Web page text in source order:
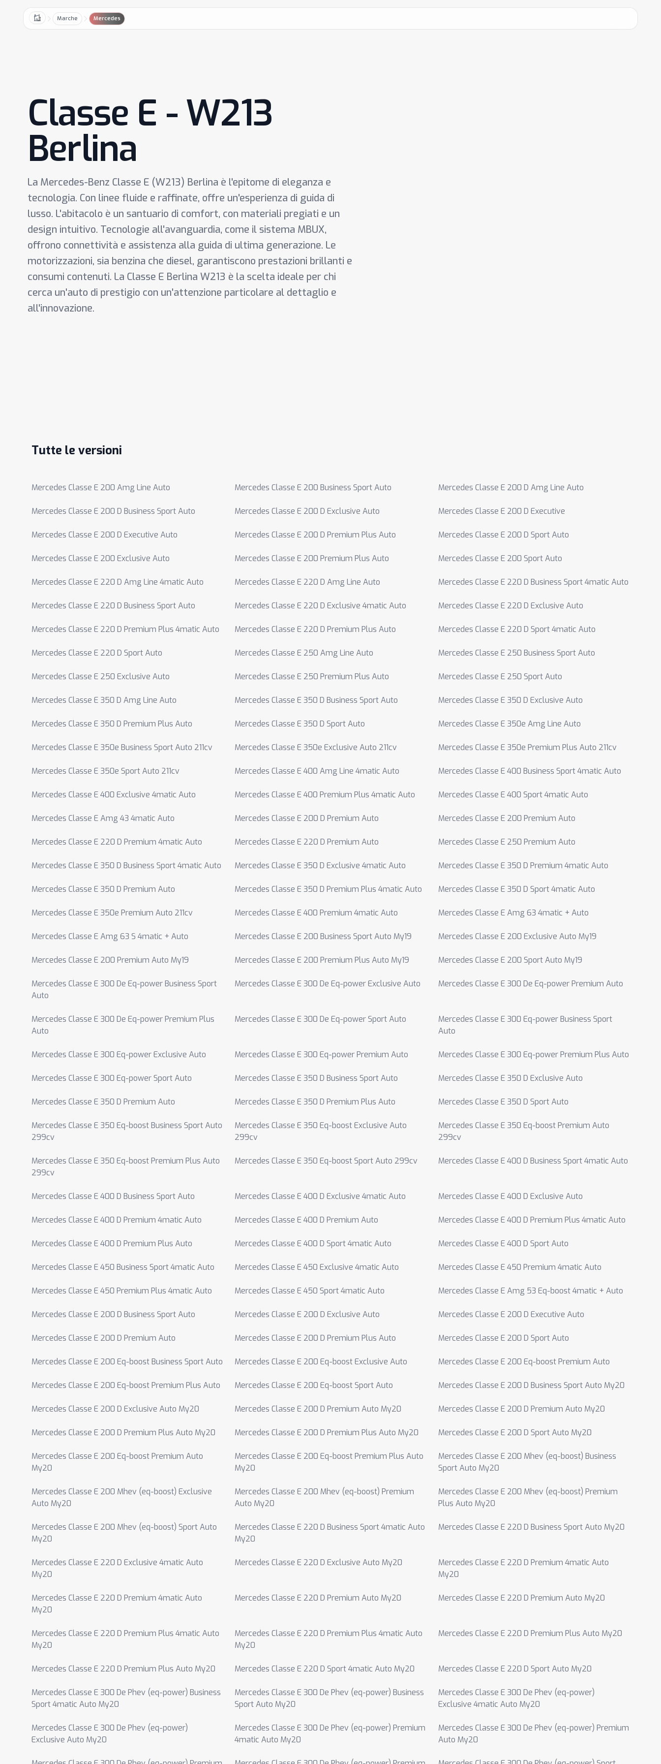
Home Marche Mercedes
Classe E - W213
Berlina
La Mercedes-Benz Classe E (W213) Berlina è l'epitome di eleganza e
tecnologia. Con linee fluide e raffinate, offre un'esperienza di guida di
lusso. L'abitacolo è un santuario di comfort, con materiali pregiati e un
design intuitivo. Tecnologie all'avanguardia, come il sistema MBUX,
offrono connettività e assistenza alla guida di ultima generazione. Le
motorizzazioni, sia benzina che diesel, garantiscono prestazioni brillanti e
consumi contenuti. La Classe E Berlina W213 è la scelta ideale per chi
cerca un'auto di prestigio con un'attenzione particolare al dettaglio e
all'innovazione.
Tutte le versioni
Mercedes Classe E 200 Amg Line Auto Mercedes Classe E 200 Business Sport Auto Mercedes Classe E 200 D Amg Line Auto
Mercedes Classe E 200 D Business Sport Auto Mercedes Classe E 200 D Exclusive Auto Mercedes Classe E 200 D Executive
Mercedes Classe E 200 D Executive Auto Mercedes Classe E 200 D Premium Plus Auto Mercedes Classe E 200 D Sport Auto
Mercedes Classe E 200 Exclusive Auto Mercedes Classe E 200 Premium Plus Auto Mercedes Classe E 200 Sport Auto
Mercedes Classe E 220 D Amg Line 4matic Auto Mercedes Classe E 220 D Amg Line Auto Mercedes Classe E 220 D Business Sport 4matic Auto
Mercedes Classe E 220 D Business Sport Auto Mercedes Classe E 220 D Exclusive 4matic Auto Mercedes Classe E 220 D Exclusive Auto
Mercedes Classe E 220 D Premium Plus 4matic Auto Mercedes Classe E 220 D Premium Plus Auto Mercedes Classe E 220 D Sport 4matic Auto
Mercedes Classe E 220 D Sport Auto Mercedes Classe E 250 Amg Line Auto Mercedes Classe E 250 Business Sport Auto
Mercedes Classe E 250 Exclusive Auto Mercedes Classe E 250 Premium Plus Auto Mercedes Classe E 250 Sport Auto
Mercedes Classe E 350 D Amg Line Auto Mercedes Classe E 350 D Business Sport Auto Mercedes Classe E 350 D Exclusive Auto
Mercedes Classe E 350 D Premium Plus Auto Mercedes Classe E 350 D Sport Auto Mercedes Classe E 350e Amg Line Auto
Mercedes Classe E 350e Business Sport Auto 211cv Mercedes Classe E 350e Exclusive Auto 211cv Mercedes Classe E 350e Premium Plus Auto 211cv
Mercedes Classe E 350e Sport Auto 211cv Mercedes Classe E 400 Amg Line 4matic Auto Mercedes Classe E 400 Business Sport 4matic Auto
Mercedes Classe E 400 Exclusive 4matic Auto Mercedes Classe E 400 Premium Plus 4matic Auto Mercedes Classe E 400 Sport 4matic Auto
Mercedes Classe E Amg 43 4matic Auto Mercedes Classe E 200 D Premium Auto Mercedes Classe E 200 Premium Auto
Mercedes Classe E 220 D Premium 4matic Auto Mercedes Classe E 220 D Premium Auto Mercedes Classe E 250 Premium Auto
Mercedes Classe E 350 D Business Sport 4matic Auto Mercedes Classe E 350 D Exclusive 4matic Auto Mercedes Classe E 350 D Premium 4matic Auto
Mercedes Classe E 350 D Premium Auto Mercedes Classe E 350 D Premium Plus 4matic Auto Mercedes Classe E 350 D Sport 4matic Auto
Mercedes Classe E 350e Premium Auto 211cv Mercedes Classe E 400 Premium 4matic Auto Mercedes Classe E Amg 63 4matic + Auto
Mercedes Classe E Amg 63 S 4matic + Auto Mercedes Classe E 200 Business Sport Auto My19 Mercedes Classe E 200 Exclusive Auto My19
Mercedes Classe E 200 Premium Auto My19 Mercedes Classe E 200 Premium Plus Auto My19 Mercedes Classe E 200 Sport Auto My19
Mercedes Classe E 300 De Eq-power Business Sport
Auto
Mercedes Classe E 300 De Eq-power Exclusive Auto Mercedes Classe E 300 De Eq-power Premium Auto
Mercedes Classe E 300 De Eq-power Premium Plus
Auto
Mercedes Classe E 300 De Eq-power Sport Auto
Mercedes Classe E 300 Eq-power Business Sport
Auto
Mercedes Classe E 300 Eq-power Exclusive Auto Mercedes Classe E 300 Eq-power Premium Auto Mercedes Classe E 300 Eq-power Premium Plus Auto
Mercedes Classe E 300 Eq-power Sport Auto Mercedes Classe E 350 D Business Sport Auto Mercedes Classe E 350 D Exclusive Auto
Mercedes Classe E 350 D Premium Auto Mercedes Classe E 350 D Premium Plus Auto Mercedes Classe E 350 D Sport Auto
Mercedes Classe E 350 Eq-boost Business Sport Auto
299cv
Mercedes Classe E 350 Eq-boost Exclusive Auto
299cv
Mercedes Classe E 350 Eq-boost Premium Auto
299cv
Mercedes Classe E 350 Eq-boost Premium Plus Auto
299cv
Mercedes Classe E 350 Eq-boost Sport Auto 299cv Mercedes Classe E 400 D Business Sport 4matic Auto
Mercedes Classe E 400 D Business Sport Auto Mercedes Classe E 400 D Exclusive 4matic Auto Mercedes Classe E 400 D Exclusive Auto
Mercedes Classe E 400 D Premium 4matic Auto Mercedes Classe E 400 D Premium Auto Mercedes Classe E 400 D Premium Plus 4matic Auto
Mercedes Classe E 400 D Premium Plus Auto Mercedes Classe E 400 D Sport 4matic Auto Mercedes Classe E 400 D Sport Auto
Mercedes Classe E 450 Business Sport 4matic Auto Mercedes Classe E 450 Exclusive 4matic Auto Mercedes Classe E 450 Premium 4matic Auto
Mercedes Classe E 450 Premium Plus 4matic Auto Mercedes Classe E 450 Sport 4matic Auto Mercedes Classe E Amg 53 Eq-boost 4matic + Auto
Mercedes Classe E 200 D Business Sport Auto Mercedes Classe E 200 D Exclusive Auto Mercedes Classe E 200 D Executive Auto
Mercedes Classe E 200 D Premium Auto Mercedes Classe E 200 D Premium Plus Auto Mercedes Classe E 200 D Sport Auto
Mercedes Classe E 200 Eq-boost Business Sport Auto Mercedes Classe E 200 Eq-boost Exclusive Auto Mercedes Classe E 200 Eq-boost Premium Auto
Mercedes Classe E 200 Eq-boost Premium Plus Auto Mercedes Classe E 200 Eq-boost Sport Auto Mercedes Classe E 200 D Business Sport Auto My20
Mercedes Classe E 200 D Exclusive Auto My20 Mercedes Classe E 200 D Premium Auto My20 Mercedes Classe E 200 D Premium Auto My20
Mercedes Classe E 200 D Premium Plus Auto My20 Mercedes Classe E 200 D Premium Plus Auto My20 Mercedes Classe E 200 D Sport Auto My20
Mercedes Classe E 200 Eq-boost Premium Auto
My20
Mercedes Classe E 200 Eq-boost Premium Plus Auto
My20
Mercedes Classe E 200 Mhev (eq-boost) Business
Sport Auto My20
Mercedes Classe E 200 Mhev (eq-boost) Exclusive
Auto My20
Mercedes Classe E 200 Mhev (eq-boost) Premium
Auto My20
Mercedes Classe E 200 Mhev (eq-boost) Premium
Plus Auto My20
Mercedes Classe E 200 Mhev (eq-boost) Sport Auto
My20
Mercedes Classe E 220 D Business Sport 4matic Auto
My20
Mercedes Classe E 220 D Business Sport Auto My20
Mercedes Classe E 220 D Exclusive 4matic Auto
My20
Mercedes Classe E 220 D Exclusive Auto My20
Mercedes Classe E 220 D Premium 4matic Auto
My20
Mercedes Classe E 220 D Premium 4matic Auto
My20
Mercedes Classe E 220 D Premium Auto My20 Mercedes Classe E 220 D Premium Auto My20
Mercedes Classe E 220 D Premium Plus 4matic Auto
My20
Mercedes Classe E 220 D Premium Plus 4matic Auto
My20
Mercedes Classe E 220 D Premium Plus Auto My20
Mercedes Classe E 220 D Premium Plus Auto My20 Mercedes Classe E 220 D Sport 4matic Auto My20 Mercedes Classe E 220 D Sport Auto My20
Mercedes Classe E 300 De Phev (eq-power) Business
Sport 4matic Auto My20
Mercedes Classe E 300 De Phev (eq-power) Business
Sport Auto My20
Mercedes Classe E 300 De Phev (eq-power)
Exclusive 4matic Auto My20
Mercedes Classe E 300 De Phev (eq-power)
Exclusive Auto My20
Mercedes Classe E 300 De Phev (eq-power) Premium
4matic Auto My20
Mercedes Classe E 300 De Phev (eq-power) Premium
Auto My20